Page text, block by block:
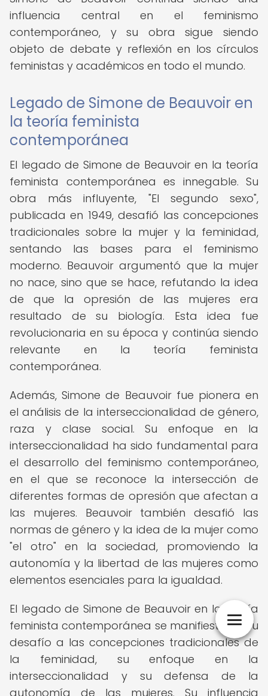
influencia central en el feminismo
contemporáneo, y su obra sigue siendo
objeto de debate y reflexión en los círculos
feministas y académicos en todo el mundo.
Legado de Simone de Beauvoir en
la teoría feminista
contemporánea
El legado de Simone de Beauvoir en la teoría
feminista contemporánea es innegable. Su
obra más influyente, "El segundo sexo",
publicada en 1949, desafió las concepciones
tradicionales sobre la mujer y la feminidad,
sentando las bases para el feminismo
moderno. Beauvoir argumentó que la mujer
no nace, sino que se hace, refutando la idea
de que la opresión de las mujeres era
resultado de su biología. Esta idea fue
revolucionaria en su época y continúa siendo
relevante en la teoría feminista
contemporánea.
Además, Simone de Beauvoir fue pionera en
el análisis de la interseccionalidad de género,
raza y clase social. Su enfoque en la
interseccionalidad ha sido fundamental para
el desarrollo del feminismo contemporáneo,
en el que se reconoce la intersección de
diferentes formas de opresión que afectan a
las mujeres. Beauvoir también desafió las
normas de género y la idea de la mujer como
"el otro" en la sociedad, promoviendo la
autonomía y la libertad de las mujeres como
elementos esenciales para la igualdad.
El legado de Simone de Beauvoir en la teoría
feminista contemporánea se manifiesta en su
desafío a las concepciones tradicionales de
la feminidad, su enfoque en la
interseccionalidad y su defensa de la
autonomía de las mujeres. Su influencia